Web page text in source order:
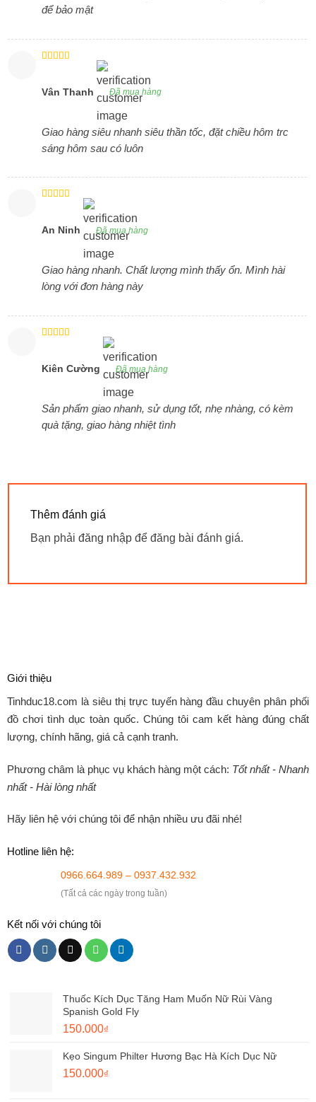
để bảo mật
sao
Vân Thanh Đã mua hàng
Giao hàng siêu nhanh siêu thần tốc, đặt chiều hôm trc
sáng hôm sau có luôn
sao
An Ninh Đã mua hàng
Giao hàng nhanh. Chất lượng mình thấy ổn. Mình hài
lòng với đơn hàng này
sao
Kiên Cường Đã mua hàng
Sản phẩm giao nhanh, sử dụng tốt, nhẹ nhàng, có kèm
quà tặng, giao hàng nhiệt tình
Thêm đánh giá
Bạn phải đăng nhập để đăng bài đánh giá.
Giới thiệu
Tinhduc18.com là siêu thị trực tuyến hàng đầu chuyên phân phối
đồ chơi tình dục toàn quốc. Chúng tôi cam kết hàng đúng chất
lượng, chính hãng, giá cả cạnh tranh.
Phương châm là phục vụ khách hàng một cách: Tốt nhất - Nhanh
nhất - Hài lòng nhất
Hãy liên hệ với chúng tôi để nhận nhiều ưu đãi nhé!
Hotline liên hệ:
0966.664.989 – 0937.432.932
(Tất cả các ngày trong tuần)
Kết nối với chúng tôi
Thuốc Kích Dục Tăng Ham Muốn Nữ Rùi Vàng
Spanish Gold Fly
Giá
là:
180.000₫.
150.000₫
tại
Kẹo Singum Philter Hương Bạc Hà Kích Dục Nữ
Giá
150.000₫